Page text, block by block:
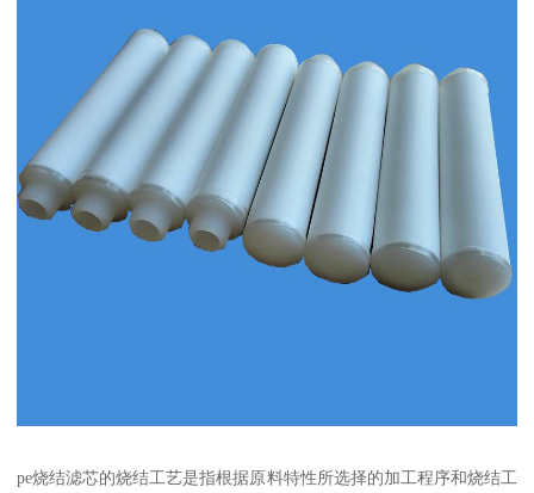
pe烧结滤芯的烧结工艺是指根据原料特性所选择的加工程序和烧结工